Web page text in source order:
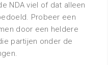
NDA viel of dat alleen
Probeer een
door een heldere
partijen onder de